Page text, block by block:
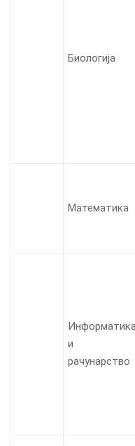
Биологија
Математика
Информатика
и
рачунарство